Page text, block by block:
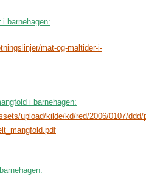
barnehagen:
mat-og-maltider-i-
i barnehagen:
upload/kilde/kd/red/2006/0107/ddd/